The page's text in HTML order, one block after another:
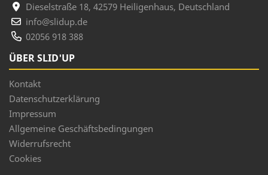
Dieselstraße 18, 42579 Heiligenhaus, Deutschland
info@slidup.de
02056 918 388
ÜBER SLID'UP
Kontakt
Datenschutzerklärung
Impressum
Allgemeine Geschäftsbedingungen
Widerrufsrecht
Cookies